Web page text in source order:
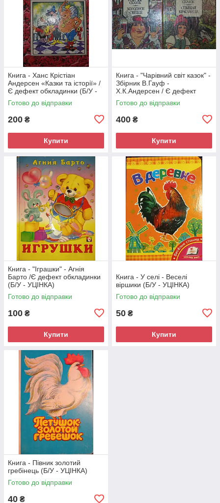
Книга - Ханс Крістіан
Андерсен «Казки та історії» /
Є дефект обкладинки (Б/У -
УЦІНКА)
Готово до відправки
200 ₴
Купити
Книга - "Чарівний світ казок" -
Збірник В.Гауф -
Х.К.Андерсен / Є дефект
обкладинки (Б/У - УЦІНКА)
Готово до відправки
400 ₴
Купити
Книга - "Іграшки" - Агнія
Барто /Є дефект обкладинки
(Б/У - УЦІНКА)
Готово до відправки
100 ₴
Купити
Книга - У селі - Веселі
віршики (Б/У - УЦІНКА)
Готово до відправки
50 ₴
Купити
Книга - Півник золотий
гребінець (Б/У - УЦІНКА)
Готово до відправки
40 ₴